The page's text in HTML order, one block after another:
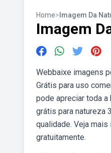
Home> Imagem Da
Imagem
Webbaixe imagens
Grátis para uso
pode apreciar toda
grátis para natureza
qualidade. Veja
gratuitamente.